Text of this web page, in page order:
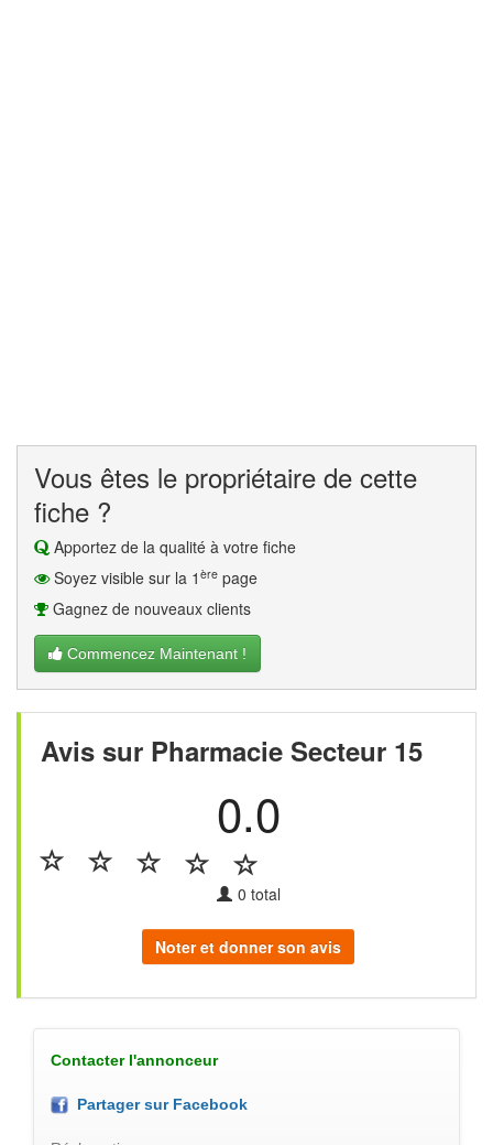
Vous êtes le propriétaire de cette
fiche ?
Apportez de la qualité à votre fiche
Soyez visible sur la 1 ère page
Gagnez de nouveaux clients
Commencez Maintenant !
Avis sur Pharmacie Secteur 15
0.0
0 total
Noter et donner son avis
Contacter l'annonceur
Partager sur Facebook